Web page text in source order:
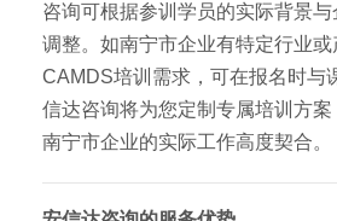
咨询可根据参训学员的实际背景
调整。如南宁市企业有特定行业或
CAMDS培训需求，可在报名时与
信达咨询将为您定制专属培训方
南宁市企业的实际工作高度契合。